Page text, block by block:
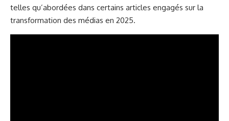
telles qu’abordées dans certains articles engagés sur la
transformation des médias en 2025.